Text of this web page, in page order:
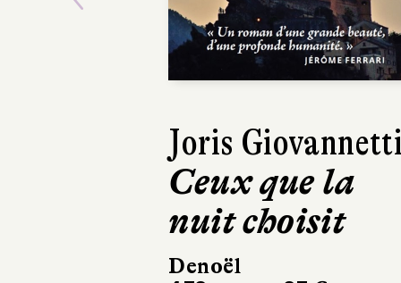
Amandine
Daniel Le
Roland
Schweitzer
Previous